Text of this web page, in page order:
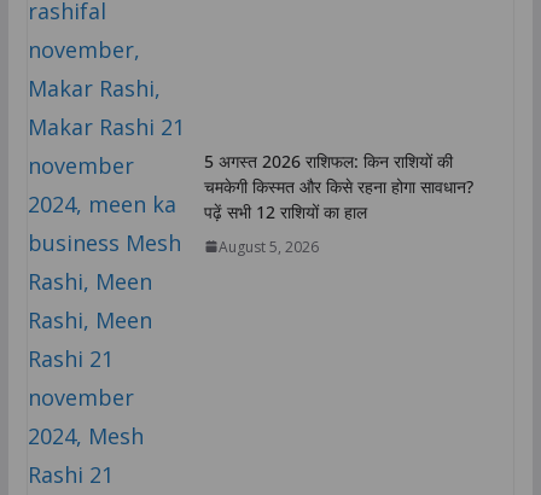
5 अगस्त 2026 राशिफल: किन राशियों की
चमकेगी किस्मत और किसे रहना होगा सावधान?
पढ़ें सभी 12 राशियों का हाल
August 5, 2026